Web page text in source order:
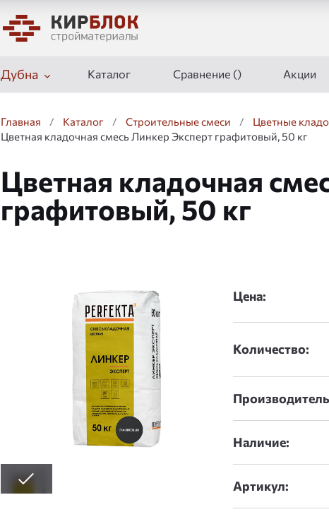
Дубна Каталог Сравнение () Акции
Главная / Каталог / Строительные смеси / Цветные
Цветная кладочная смесь Линкер Эксперт графитовый, 50 кг
Цветная кладочная
графитовый, 50 кг
Цена:
Количество:
Наличие:
Артикул: